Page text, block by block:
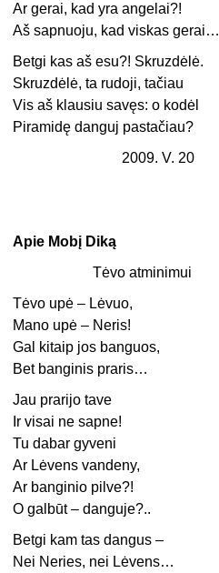
Ar gerai, kad yra angelai?!
Aš sapnuoju, kad viskas gerai…
Betgi kas aš esu?! Skruzdėlė.
Skruzdėlė, ta rudoji, tačiau
Vis aš klausiu savęs: o kodėl
Piramidę danguj pastačiau?
2009. V. 20
Apie Mobį Diką
Tėvo atminimui
Tėvo upė – Lėvuo,
Mano upė – Neris!
Gal kitaip jos banguos,
Bet banginis praris…
Jau prarijo tave
Ir visai ne sapne!
Tu dabar gyveni
Ar Lėvens vandeny,
Ar banginio pilve?!
O galbūt – danguje?..
Betgi kam tas dangus –
Nei Neries, nei Lėvens…